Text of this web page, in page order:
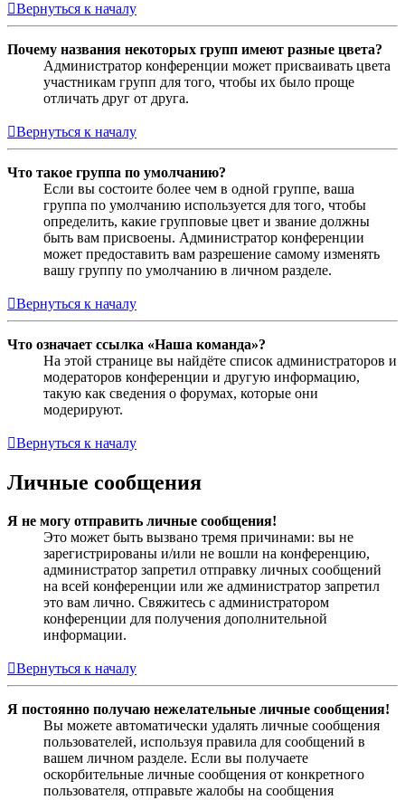
Вернуться к началу
Почему названия некоторых групп имеют разные цвета?
Администратор конференции может присваивать цвета
участникам групп для того, чтобы их было проще
отличать друг от друга.
Вернуться к началу
Что такое группа по умолчанию?
Если вы состоите более чем в одной группе, ваша
группа по умолчанию используется для того, чтобы
определить, какие групповые цвет и звание должны
быть вам присвоены. Администратор конференции
может предоставить вам разрешение самому изменять
вашу группу по умолчанию в личном разделе.
Вернуться к началу
Что означает ссылка «Наша команда»?
На этой странице вы найдёте список администраторов и
модераторов конференции и другую информацию,
такую как сведения о форумах, которые они
модерируют.
Вернуться к началу
Личные сообщения
Я не могу отправить личные сообщения!
Это может быть вызвано тремя причинами: вы не
зарегистрированы и/или не вошли на конференцию,
администратор запретил отправку личных сообщений
на всей конференции или же администратор запретил
это вам лично. Свяжитесь с администратором
конференции для получения дополнительной
информации.
Вернуться к началу
Я постоянно получаю нежелательные личные сообщения!
Вы можете автоматически удалять личные сообщения
пользователей, используя правила для сообщений в
вашем личном разделе. Если вы получаете
оскорбительные личные сообщения от конкретного
пользователя, отправьте жалобы на сообщения